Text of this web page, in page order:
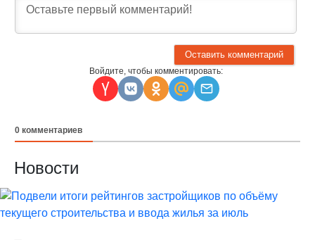
Войдите, чтобы комментировать:
0 комментариев
Новости